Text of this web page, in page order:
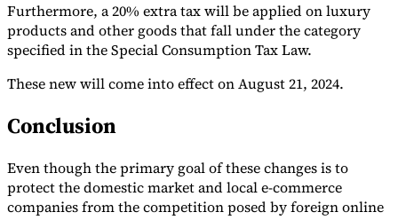
Furthermore, a 20% extra tax will be applied on luxury
products and other goods that fall under the category
specified in the Special Consumption Tax Law.
These new will come into effect on August 21, 2024.
Conclusion
Even though the primary goal of these changes is to
protect the domestic market and local e-commerce
companies from the competition posed by foreign online